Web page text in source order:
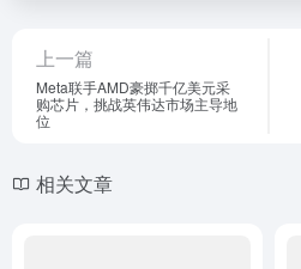
上一篇
Meta联手AMD豪掷千亿美元采
购芯片，挑战英伟达市场主导地
位
相关文章